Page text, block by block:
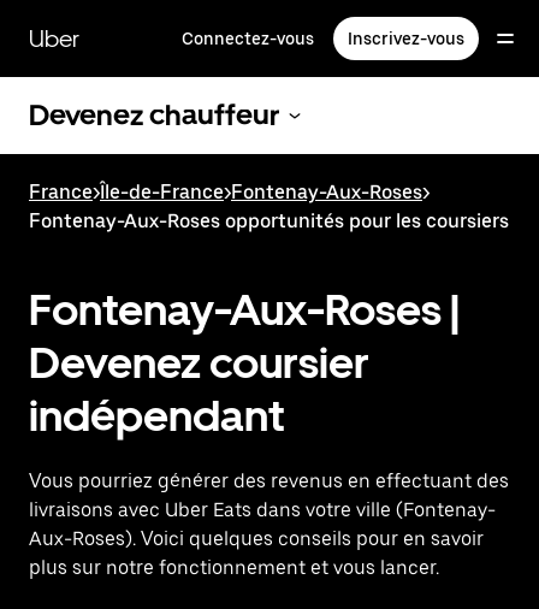
contenu
principal
Uber Connectez-vous Inscrivez-vous
Devenez chauffeur
France>Île-de-France>Fontenay-Aux-Roses>
Fontenay-Aux-Roses opportunités pour les coursiers
Fontenay-Aux-Roses |
Devenez coursier
indépendant
Vous pourriez générer des revenus en effectuant des
livraisons avec Uber Eats dans votre ville (Fontenay-
Aux-Roses). Voici quelques conseils pour en savoir
plus sur notre fonctionnement et vous lancer.